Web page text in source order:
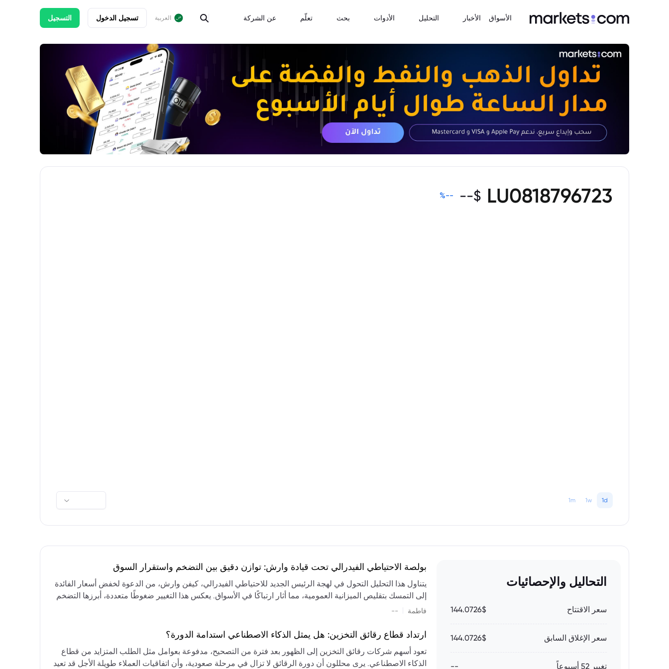
الأسواق الأخبار التحليل الأدوات بحث تعلّم عن الشركة العربية تسجيل الدخول التسجيل
LU0818796723
$
--
--
%
1d
1w
1m
التحاليل والإحصائيات
سعر الاقتتاح 144.0726$
سعر الإغلاق السابق 144.0726$
تغيير 52 أسبوعاً --
بولصة الاحتياطي الفيدرالي تحت قيادة وارش: توازن دقيق بين التضخم واستقرار السوق
يتناول هذا التحليل التحول في لهجة الرئيس الجديد للاحتياطي الفيدرالي، كيفن وارش، من الدعوة لخفض أسعار الفائدة
إلى التمسك بتقليص الميزانية العمومية، مما أثار ارتباكًا في الأسواق. يعكس هذا التغيير ضغوطًا متعددة، أبرزها التضخم
المستمر، والعجز المالي الكبير، والتوترات الجيوسياسية في الشرق الأوسط، التي تقيد خيارات خفض الفائدة أو خفض
وتجنب التدابير الاستفزازية التي قد تزعزع استقرار السوق.
فاطمة --
ارتداد قطاع رقائق التخزين: هل يمثل الذكاء الاصطناعي استدامة الدورة؟
تعود أسهم شركات رقائق التخزين إلى الظهور بعد فترة من التصحيح، مدفوعة بعوامل مثل الطلب المتزايد من قطاع
الذكاء الاصطناعي. يرى محللون أن دورة الرقائق لا تزال في مرحلة صعودية، وأن اتفاقيات العملاء طويلة الأجل قد تعيد